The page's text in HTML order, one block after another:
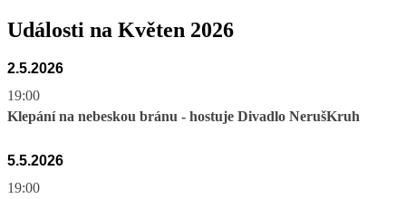
Události na Květen 2026
2.5.2026
19:00
Klepání na nebeskou bránu - hostuje Divadlo NerušKruh
5.5.2026
19:00